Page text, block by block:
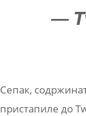
—
Сепак,
пристапиле до